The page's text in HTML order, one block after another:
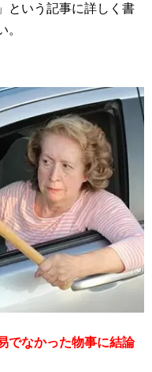
」という記事に詳しく書
。
でなかった物事に結論